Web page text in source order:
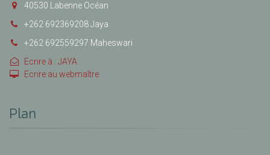
40530 Labenne Océan
+262 692369208 Jaya
+262 692559297 Maheswari
Ecrire à : JAYA
Ecrire au webmaître
Plan